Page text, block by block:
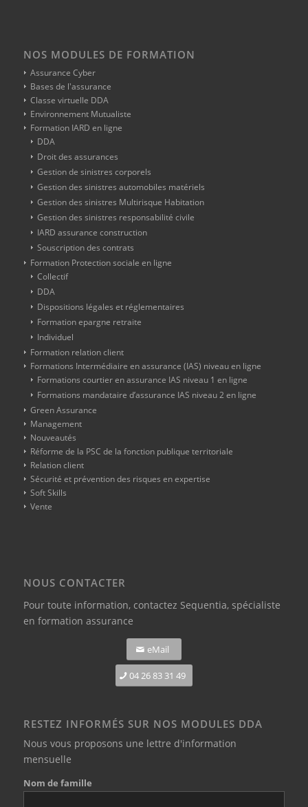
NOS MODULES DE FORMATION
Assurance Cyber
Bases de l'assurance
Classe virtuelle DDA
Environnement Mutualiste
Formation IARD en ligne
DDA
Droit des assurances
Gestion de sinistres corporels
Gestion des sinistres automobiles matériels
Gestion des sinistres Multirisque Habitation
Gestion des sinistres responsabilité civile
IARD assurance construction
Souscription des contrats
Formation Protection sociale en ligne
Collectif
DDA
Dispositions légales et réglementaires
Formation epargne retraite
Individuel
Formation relation client
Formations Intermédiaire en assurance (IAS) niveau en ligne
Formations courtier en assurance IAS niveau 1 en ligne
Formations mandataire d’assurance IAS niveau 2 en ligne
Green Assurance
Management
Nouveautés
Réforme de la PSC de la fonction publique territoriale
Relation client
Sécurité et prévention des risques en expertise
Soft Skills
Vente
NOUS CONTACTER
Pour toute information, contactez Sequentia, spécialiste
en formation assurance
eMail
04 26 83 31 49
RESTEZ INFORMÉS SUR NOS MODULES DDA
Nous vous proposons une lettre d'information
mensuelle
Nom de famille